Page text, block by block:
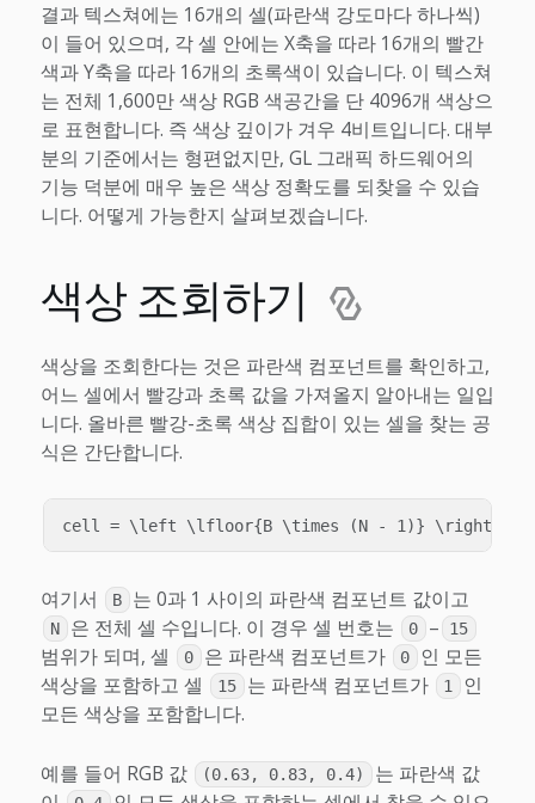
결과 텍스쳐에는 16개의 셀(파란색 강도마다 하나씩)
이 들어 있으며, 각 셀 안에는 X축을 따라 16개의 빨간
색과 Y축을 따라 16개의 초록색이 있습니다. 이 텍스쳐
는 전체 1,600만 색상 RGB 색공간을 단 4096개 색상으
로 표현합니다. 즉 색상 깊이가 겨우 4비트입니다. 대부
분의 기준에서는 형편없지만, GL 그래픽 하드웨어의
기능 덕분에 매우 높은 색상 정확도를 되찾을 수 있습
니다. 어떻게 가능한지 살펴보겠습니다.
색상 조회하기
색상을 조회한다는 것은 파란색 컴포넌트를 확인하고,
어느 셀에서 빨강과 초록 값을 가져올지 알아내는 일입
니다. 올바른 빨강-초록 색상 집합이 있는 셀을 찾는 공
식은 간단합니다.
여기서 B 는 0과 1 사이의 파란색 컴포넌트 값이고
N 은 전체 셀 수입니다. 이 경우 셀 번호는 0 – 15
범위가 되며, 셀 0 은 파란색 컴포넌트가 0
인 모든
색상을 포함하고 셀
15 는 파란색 컴포넌트가 1
인
모든 색상을 포함합니다.
예를 들어 RGB 값 (0.63, 0.83, 0.4)
는 파란색 값